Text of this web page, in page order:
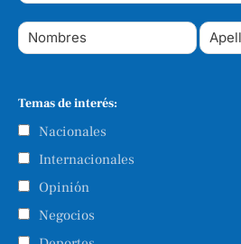
Temas de interés:
Nacionales
Internacionales
Opinión
Negocios